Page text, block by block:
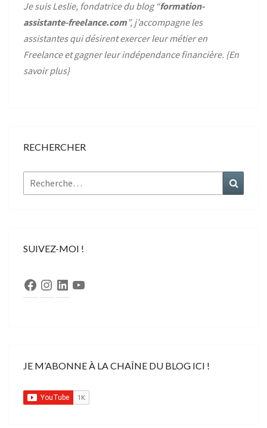
Je suis Leslie, fondatrice du blog “formation-
assistante-freelance.com”, j’accompagne les
assistantes qui désirent exercer leur métier en
Freelance et gagner leur indépendance financière. {En
savoir plus}
RECHERCHER
Rechercher :
SUIVEZ-MOI !
Facebook
Instagram
LinkedInYouTube
JE M’ABONNE À LA CHAÎNE DU BLOG ICI !